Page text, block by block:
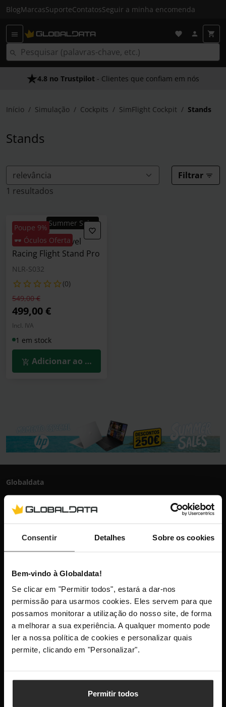
Consentir Detalhes Sobre os cookies
Bem-vindo à Globaldata!
Se clicar em "Permitir todos", estará a dar-nos
permissão para usarmos cookies. Eles servem para que
possamos monitorar a utilização do nosso site, de forma
a melhorar a sua experiência. A qualquer momento pode
ler a nossa política de cookies e personalizar quais
permite, clicando em "Personalizar".
Permitir todos
BlogMarcasSuporteContatosSeguir a minha encomenda
As Nossas Promessas- O melhor atendimento
4.8 no Trustpilot - Clientes que confiam em nós
Início Simulação Cockpits SimFlight Cockpit Stands
Stands
Filtrar
1 resultados
Poupe 9%
🕶️ Óculos Oferta
Summer Sales
Cockpit Next Level
Racing Flight Stand Pro
NLR-S032
(0)
Preço reduzido de
549,00 €para
499,00 €
Incl. IVA
1 em stock
Adicionar ao Carrinho
Globaldata
+351 300 600 520
dias úteis das 10h-13h e 14h-18h
As nossas comunidades
Mantenha-me atualizado com as últimas
novidades, lançamentos de produtos e
promoções.
Este site está protegido pelo reCAPTCHA e aplica-se a